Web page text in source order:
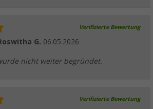
Verifizierte Bewertung
G. 06.05.2026
nicht weiter begründet.
Verifizierte Bewertung